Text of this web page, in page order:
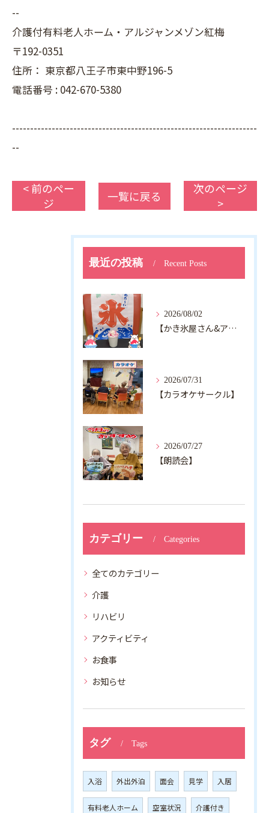
--
介護付有料老人ホーム・アルジャンメゾン紅梅
〒192-0351
住所： 東京都八王子市東中野196-5
電話番号 : 042-670-5380
--------------------------------------------------------------------
--
< 前のペー
ジ
一覧に戻る
次のページ
>
カテゴリー Categories
全てのカテゴリー
介護
リハビリ
アクティビティ
お食事
お知らせ
最近の投稿 Recent Posts
2026/08/02
【かき氷屋さん&アルジャン向日葵】
2026/07/31
【カラオケサークル】
2026/07/27
【朗読会】
タグ Tags
入浴 外出外泊 面会 見学 入居
有料老人ホーム 空室状況 介護付き